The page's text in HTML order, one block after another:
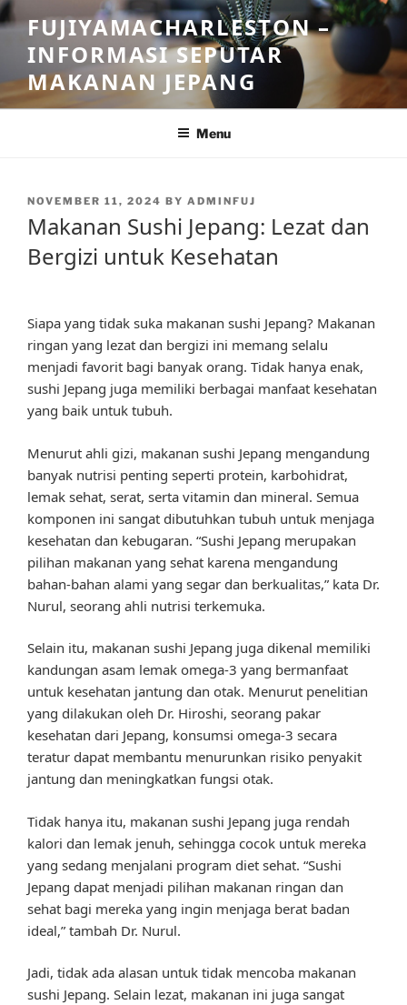
Skip
to
content
FUJIYAMACHARLESTON –
INFORMASI SEPUTAR
MAKANAN JEPANG
Menu
POSTED
NOVEMBER 11, 2024 BY ADMINFUJ
Makanan Sushi Jepang: Lezat dan
Bergizi untuk Kesehatan
Siapa yang tidak suka makanan sushi Jepang? Makanan
ringan yang lezat dan bergizi ini memang selalu
menjadi favorit bagi banyak orang. Tidak hanya enak,
sushi Jepang juga memiliki berbagai manfaat kesehatan
yang baik untuk tubuh.
Menurut ahli gizi, makanan sushi Jepang mengandung
banyak nutrisi penting seperti protein, karbohidrat,
lemak sehat, serat, serta vitamin dan mineral. Semua
komponen ini sangat dibutuhkan tubuh untuk menjaga
kesehatan dan kebugaran. “Sushi Jepang merupakan
pilihan makanan yang sehat karena mengandung
bahan-bahan alami yang segar dan berkualitas,” kata Dr.
Nurul, seorang ahli nutrisi terkemuka.
Selain itu, makanan sushi Jepang juga dikenal memiliki
kandungan asam lemak omega-3 yang bermanfaat
untuk kesehatan jantung dan otak. Menurut penelitian
yang dilakukan oleh Dr. Hiroshi, seorang pakar
kesehatan dari Jepang, konsumsi omega-3 secara
teratur dapat membantu menurunkan risiko penyakit
jantung dan meningkatkan fungsi otak.
Tidak hanya itu, makanan sushi Jepang juga rendah
kalori dan lemak jenuh, sehingga cocok untuk mereka
yang sedang menjalani program diet sehat. “Sushi
Jepang dapat menjadi pilihan makanan ringan dan
sehat bagi mereka yang ingin menjaga berat badan
ideal,” tambah Dr. Nurul.
Jadi, tidak ada alasan untuk tidak mencoba makanan
sushi Jepang. Selain lezat, makanan ini juga sangat